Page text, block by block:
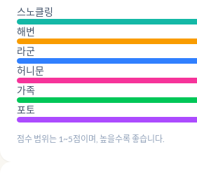
스노클링
해변
라군
허니문
가족
포토
점수 범위는 1~5점이며, 높을수록 좋습니다.